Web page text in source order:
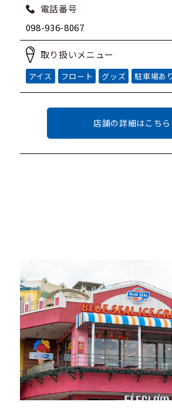
電話番号
098-936-8067
取り扱いメニュー
アイス フロート グッズ 駐車場あり
店舗の詳細はこちら